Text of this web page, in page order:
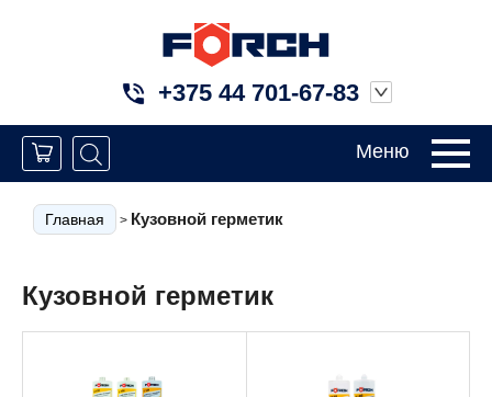
+375 44 701-67-83
Меню
Главная > Кузовной герметик
Кузовной герметик